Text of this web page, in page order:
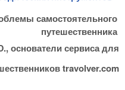
самостоятельного
путешественника
основатели сервиса для
travolver.com